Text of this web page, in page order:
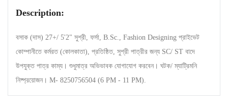
Description:
বসাক (দাস) 27+/ 5'2" সুশ্রী, ফর্সা, B.Sc., Fashion Designing প্রাইভেট
কোম্পানীতে কর্মরত (কোলকাতা), প্রতিষ্ঠিত, সুশ্রী পাত্রীর জন্য SC/ ST বাদে
উপযুক্ত পাত্র কাম্য। শুধুমাত্র অভিভাবক যোগাযোগ করবেন। ঘটক/ ম্যাট্রিমনি
নিষ্প্রয়োজন। M- 8250756504 (6 PM - 11 PM).